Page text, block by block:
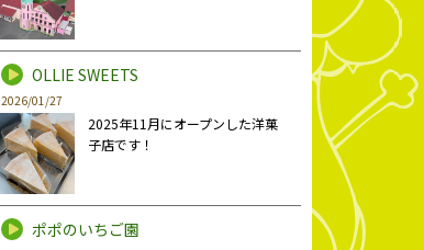
OLLIE SWEETS
2026/01/27
2025年11月にオープンした洋菓
子店です！
ポポのいちご園